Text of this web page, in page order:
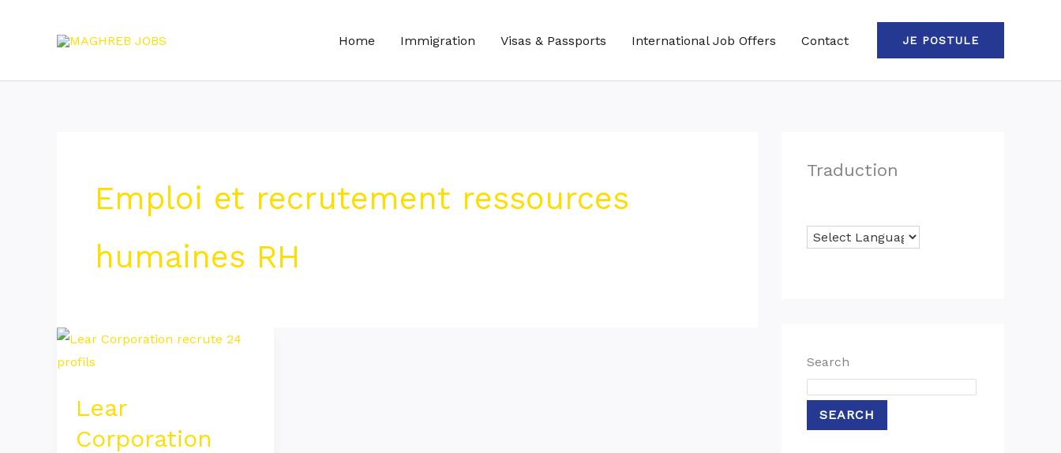
Home Immigration Visas & Passports International Job Offers Contact JE POSTULE
Emploi et recrutement ressources
humaines RH
Lear
Corporation
Lear
Corporation
profils
Traduction
Search
SEARCH